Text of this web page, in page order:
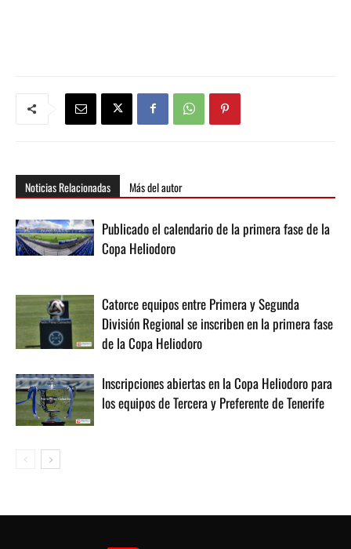
Noticias Relacionadas Más del autor
Publicado el calendario de la primera fase de la
Copa Heliodoro
Catorce equipos entre Primera y Segunda
División Regional se inscriben en la primera fase
de la Copa Heliodoro
Inscripciones abiertas en la Copa Heliodoro para
los equipos de Tercera y Preferente de Tenerife